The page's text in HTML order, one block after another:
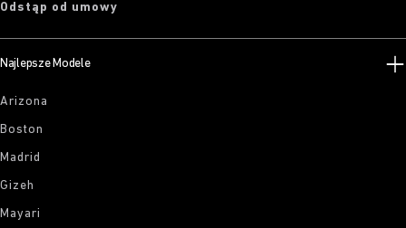
Odstąp od umowy
Najlepsze Modele
Arizona
Boston
Madrid
Gizeh
Mayari